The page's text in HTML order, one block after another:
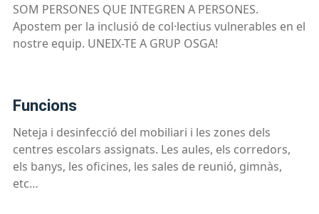
SOM PERSONES QUE INTEGREN A PERSONES.
Apostem per la inclusió de col·lectius vulnerables en el
nostre equip. UNEIX-TE A GRUP OSGA!
funcions
Neteja i desinfecció del mobiliari i les zones dels
centres escolars assignats. Les aules, els corredors,
els banys, les oficines, les sales de reunió, gimnàs,
etc…